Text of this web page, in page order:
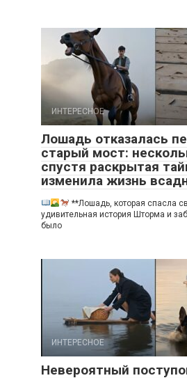
ИНТЕРЕСНОЕ
Лошадь отказалась
старый мост:
спустя раскрытая
изменила жизнь
**Лошадь, которая спасла
удивительная история Шторма и
было
ИНТЕРЕСНОЕ
Невероятный